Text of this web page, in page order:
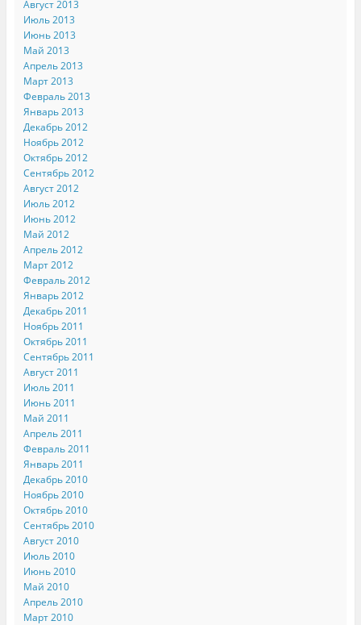
Август 2013
Июль 2013
Июнь 2013
Май 2013
Апрель 2013
Март 2013
Февраль 2013
Январь 2013
Декабрь 2012
Ноябрь 2012
Октябрь 2012
Сентябрь 2012
Август 2012
Июль 2012
Июнь 2012
Май 2012
Апрель 2012
Март 2012
Февраль 2012
Январь 2012
Декабрь 2011
Ноябрь 2011
Октябрь 2011
Сентябрь 2011
Август 2011
Июль 2011
Июнь 2011
Май 2011
Апрель 2011
Февраль 2011
Январь 2011
Декабрь 2010
Ноябрь 2010
Октябрь 2010
Сентябрь 2010
Август 2010
Июль 2010
Июнь 2010
Май 2010
Апрель 2010
Март 2010